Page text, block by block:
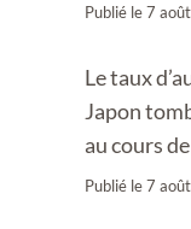
Publié le7
Le taux
Japon
au cours
Publié le7